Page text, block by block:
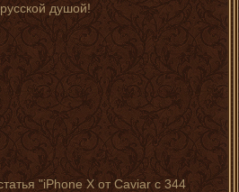
душой!
"iPhone X от Caviar с 344